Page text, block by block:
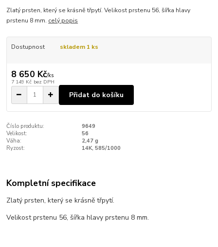
Zlatý prsten, který se krásně třpytí. Velikost prstenu 56, šířka hlavy
prstenu 8 mm. celý popis
Dostupnost skladem 1 ks
8 650 Kč/ks
7 149 Kč bez DPH
Přidat do košíku
Číslo produktu:
9649
Velikost:
56
Váha:
2,47 g
Ryzost:
14K, 585/1000
Kompletní specifikace
Zlatý prsten, který se krásně třpytí.
Velikost prstenu 56, šířka hlavy prstenu 8 mm.